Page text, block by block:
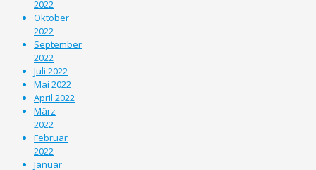
2022
Oktober
2022
September
2022
Juli 2022
Mai 2022
April 2022
März
2022
Februar
2022
Januar